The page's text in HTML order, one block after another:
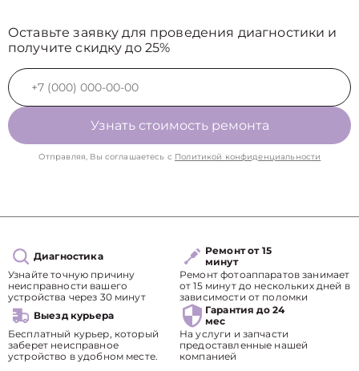
Оставьте заявку для проведения диагностики и
получите скидку до 25%
Узнать стоимость ремонта
Отправляя, Вы соглашаетесь с Политикой конфиденциальности
Диагностика
Узнайте точную причину
неисправности вашего
устройства через 30 минут
Ремонт от 15
минут
Ремонт фотоаппаратов занимает
от 15 минут до нескольких дней в
зависимости от поломки
Выезд курьера
Бесплатный курьер, который
заберет неисправное
устройство в удобном месте.
Гарантия до 24
мес
На услуги и запчасти
предоставленные нашей
компанией